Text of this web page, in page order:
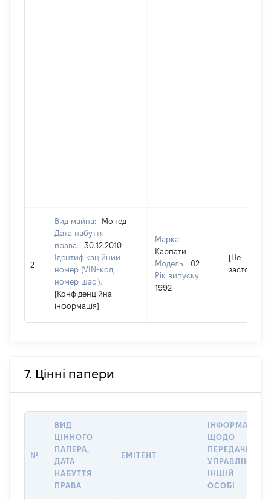
2
Вид майна:
Мопед
Дата набуття
права:
30.12.2010
Ідентифікаційний
номер (VIN-код,
номер шасі):
[Конфіденційна
інформація]
Марка:
Карпати
Модель:
02
Рік випуску:
1992
[Не
7. Цінні папери
№
ВИД
ЦІННОГО
ПАПЕРА,
ДАТА
НАБУТТЯ
ПРАВА
ЕМІТЕНТ
ІНФОРМАЦІЯ
ЩОДО
ПЕРЕДАЧІ В
УПРАВЛІННЯ
ІНШІЙ
ОСОБІ